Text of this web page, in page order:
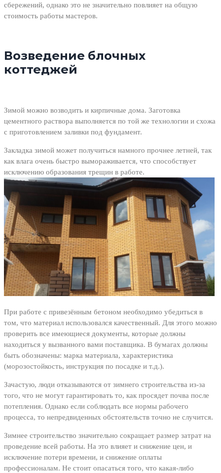
сбережений, однако это не значительно повлияет на общую
стоимость работы мастеров.
Возведение блочных
коттеджей
Зимой можно возводить и кирпичные дома. Заготовка
цементного раствора выполняется по той же технологии и схожа
с приготовлением заливки под фундамент.
Закладка зимой может получиться намного прочнее летней, так
как влага очень быстро вымораживается, что способствует
исключению образования трещин в работе.
При работе с привезённым бетоном необходимо убедиться в
том, что материал использовался качественный. Для этого можно
проверить все имеющиеся документы, которые должны
находиться у вызванного вами поставщика. В бумагах должны
быть обозначены: марка материала, характеристика
(морозостойкость, инструкция по посадке и т.д.).
Зачастую, люди отказываются от зимнего строительства из-за
того, что не могут гарантировать то, как просядет почва после
потепления. Однако если соблюдать все нормы рабочего
процесса, то непредвиденных обстоятельств точно не случится.
Зимнее строительство значительно сокращает размер затрат на
проведение всей работы. На это влияет и снижение цен, и
исключение потери времени, и снижение оплаты
профессионалам. Не стоит опасаться того, что какая-либо